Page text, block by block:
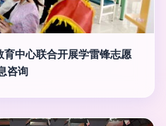
中心联合开展学雷锋志愿
咨询